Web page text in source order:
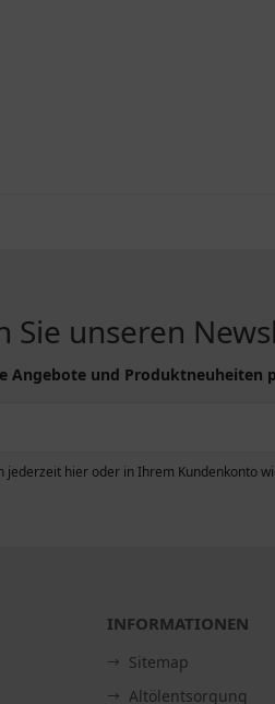
Sie unseren
Angebote und Produktneuheiten
jederzeit hier oder in Ihrem Kundenkonto
INFORMATIONEN
Sitemap
Altölentsorgung